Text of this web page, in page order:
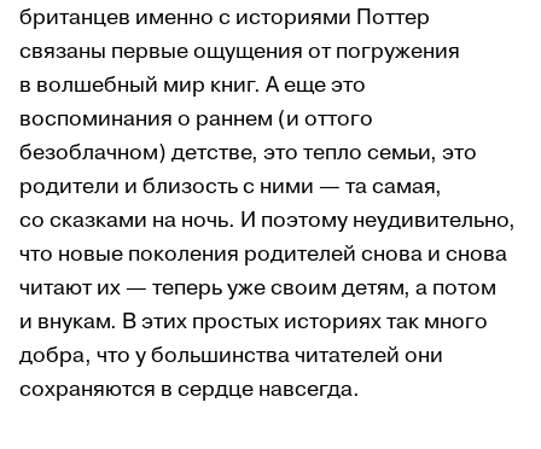
британцев именно с историями Поттер
связаны первые ощущения от погружения
в волшебный мир книг. А еще это
воспоминания о раннем (и оттого
безоблачном) детстве, это тепло семьи, это
родители и близость с ними — та самая,
со сказками на ночь. И поэтому неудивительно,
что новые поколения родителей снова и снова
читают их — теперь уже своим детям, а потом
и внукам. В этих простых историях так много
добра, что у большинства читателей они
сохраняются в сердце навсегда.